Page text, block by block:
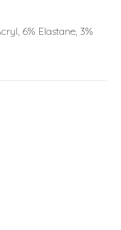
6% Elastane, 3%